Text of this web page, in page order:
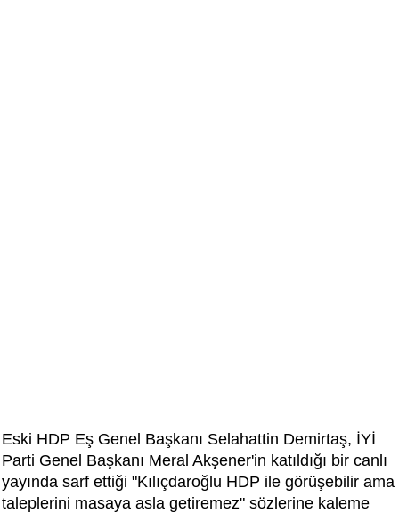
Eski HDP Eş Genel Başkanı Selahattin Demirtaş, İYİ
Parti Genel Başkanı Meral Akşener'in katıldığı bir canlı
yayında sarf ettiği "Kılıçdaroğlu HDP ile görüşebilir ama
taleplerini masaya asla getiremez" sözlerine kaleme